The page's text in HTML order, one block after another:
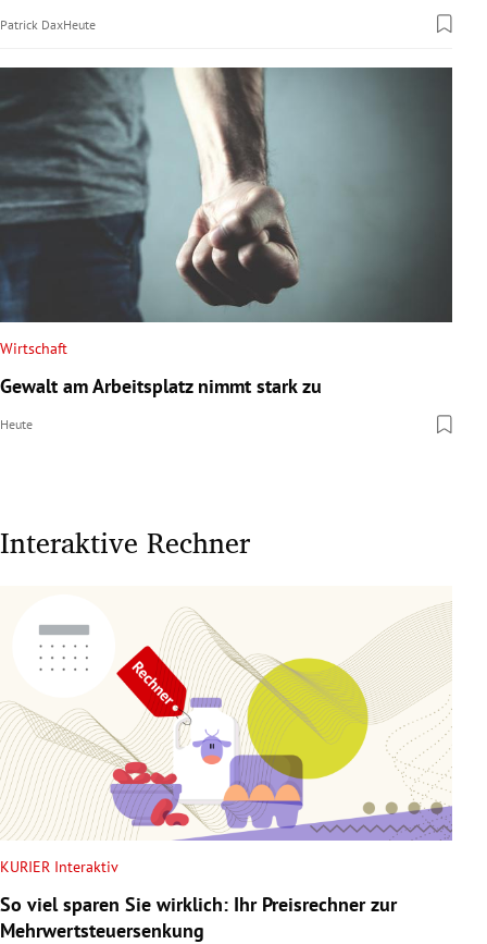
Patrick DaxHeute
Wirtschaft
Gewalt am Arbeitsplatz nimmt stark zu
Heute
Interaktive Rechner
KURIER Interaktiv
So viel sparen Sie wirklich: Ihr Preisrechner zur
Mehrwertsteuersenkung